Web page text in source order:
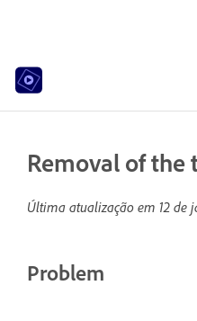
Removal of
Última atualização em 12 de
Problem